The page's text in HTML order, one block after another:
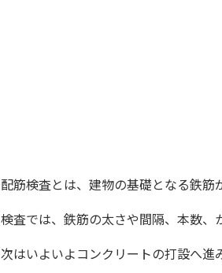
配筋検査とは、建物の基礎となる鉄筋
検査では、鉄筋の太さや間隔、本数
次はいよいよコンクリートの打設へ進